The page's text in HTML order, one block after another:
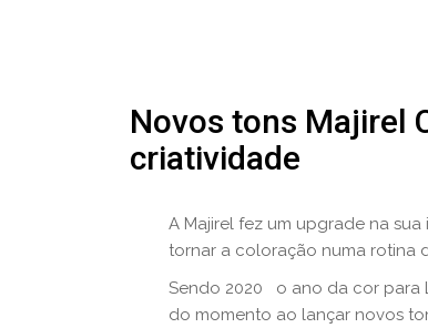
Novos tons Majirel
criatividade
A Majirel fez um upgrade na
tornar a coloração numa rotina
Sendo 2020 o ano da cor para
do momento ao lançar novos